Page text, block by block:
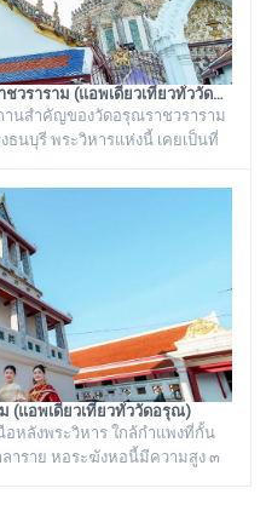
บทที่ 11 วิหารน้อยจุฬามณี วัดอรุณราชวราราม (แอพเดียวเที่ยวทั่ววัดอรุณ)
นสำคัญของวัดอรุณราชวราราม
ธนบุรี พระวิหารแห่งนี้ เคยเป็นที่
ดพระศรีรัตนศาสดาราม หรือ วัด
(แอพเดียวเที่ยวทั่ววัดอรุณ)
หลังพระวิหาร ใกล้กำแพงที่กั้น
าราย หอระฆังหอนี้มีความสูง ๓